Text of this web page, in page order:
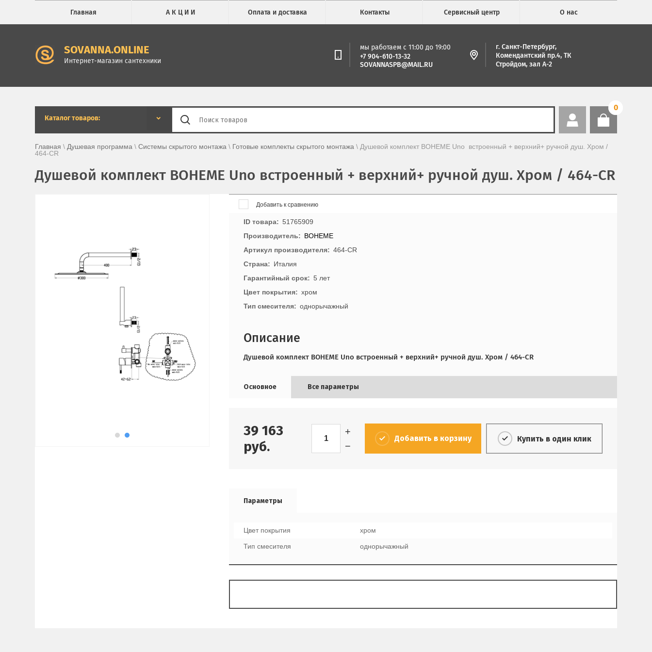
Главная А К Ц И И Оплата и доставка Контакты Сервисный центр О нас
SOVANNA.ONLINE
Интернет-магазин сантехники
мы работаем с 11:00 до 19:00
+7 904-610-13-32
SOVANNASPB@MAIL.RU
г. Санкт-Петербург,
Комендантский пр.4, ТК
Стройдом, зал А-2
Каталог товаров:
0
Главная \ Душевая программа \ Системы скрытого монтажа \ Готовые комплекты скрытого монтажа \ Душевой комплект BOHEME Uno  встроенный + верхний+ ручной душ. Хром /
464-CR
Душевой комплект BOHEME Uno встроенный + верхний+ ручной душ. Хром / 464-CR
Добавить к сравнению
ID товара
51765909
Производитель
BOHEME
Артикул производителя
464-CR
Страна
Италия
Гарантийный срок
5 лет
Цвет покрытия
хром
Тип смесителя
однорычажный
Описание
Душевой комплект BOHEME Uno встроенный + верхний+ ручной душ. Хром / 464-CR
Основное Все параметры
39 163
руб.
−
+
Добавить в корзину Купить в один клик
Параметры
Цвет покрытия хром
Тип смесителя однорычажный